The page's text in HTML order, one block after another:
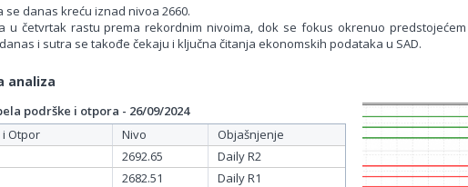
se danas kreću iznad nivoa 2660.
u četvrtak rastu prema rekordnim nivoima, dok se fokus okrenuo
i sutra se takođe čekaju i ključna čitanja ekonomskih podataka u SAD.
analiza
podrške i otpora - 26/09/2024
Otpor
Nivo
Objašnjenje
2692.65
Daily R2
2682.51
Daily R1